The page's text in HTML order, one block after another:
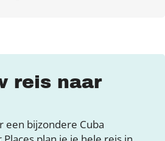
reis naar
een bijzondere Cuba